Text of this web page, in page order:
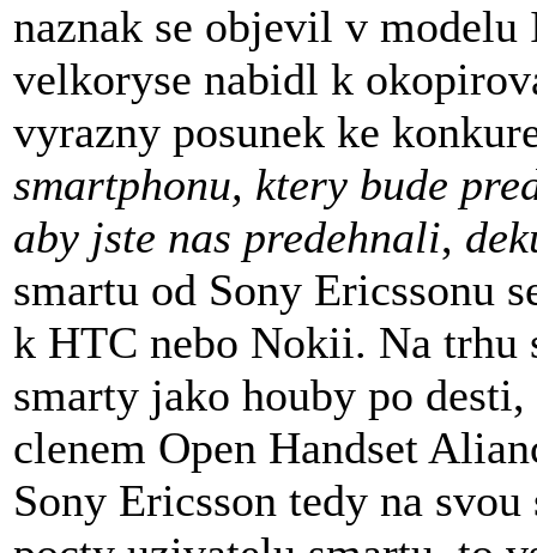
naznak se objevil v
velkoryse nabidl k
vyrazny posunek ke
smartphonu, ktery bude
aby jste nas predehnali,
smartu od Sony Ericssonu
k HTC nebo Nokii. Na trhu
smarty jako houby po
clenem Open Handset
Sony Ericsson tedy na